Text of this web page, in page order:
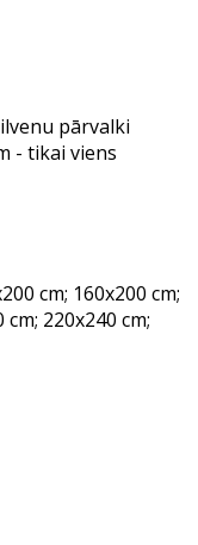
pārvalki
- tikai viens
cm; 160x200 cm;
cm; 220x240 cm;